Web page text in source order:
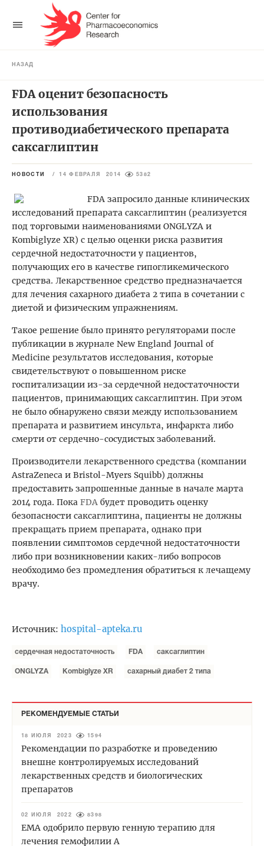
НАЗАД
FDA оценит безопасность
использования
противодиабетического препарата
саксаглиптин
НОВОСТИ / 14 ФЕВРАЛЯ 2014 5382
FDA запросило данные клинических
исследований препарата саксаглиптин (реализуется
под торговыми наименованиями ONGLYZA и
Kombiglyze XR) с целью оценки риска развития
сердечной недостаточности у пациентов,
получающих его в качестве гипогликемического
средства. Лекарственное средство предназначается
для лечения сахарного диабета 2 типа в сочетании с
диетой и физическим упражнениям.
Такое решение было принято регуляторами после
публикации в журнале New England Journal of
Medicine результатов исследования, которые
свидетельствуют о повышенном риске
госпитализации из-за сердечной недостаточности
пациентов, принимающих саксаглиптин. При этом
не было обнаружено связи между использованием
препарата и развитием инсульта, инфаркта либо
смерти от сердечно-сосудистых заболеваний.
Производители лекарственного средства (компании
AstraZeneca и Bristol-Myers Squibb) должны
предоставить запрошенные данные в начале марта
2014 года. Пока FDA будет проводить оценку
безопасности саксаглиптина, пациенты не должны
прекращать прием препарата, однако при
появлении симптомов сердечной недостаточности
либо при возникновении каких-либо вопросов
необходимо без промедления обратиться к лечащему
врачу.
Источник: hospital-apteka.ru
сердечная недостаточность FDA саксаглиптин
ONGLYZA Kombiglyze XR сахарный диабет 2 типа
РЕКОМЕНДУЕМЫЕ СТАТЬИ
18 ИЮЛЯ 2023 1594
Рекомендации по разработке и проведению
внешне контролируемых исследований
лекарственных средств и биологических
препаратов
02 ИЮЛЯ 2022 8398
EMA одобрило первую генную терапию для
лечения гемофилии А